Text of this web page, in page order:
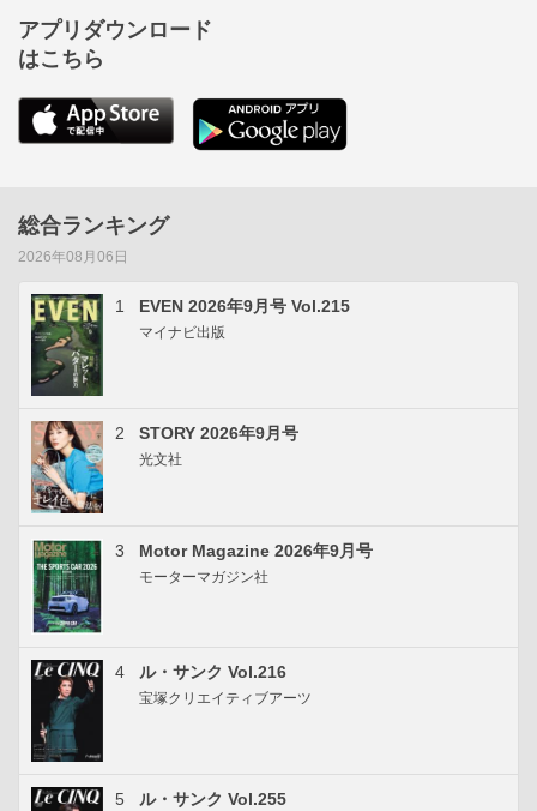
アプリダウンロード
はこちら
総合ランキング
2026年08月06日
1 EVEN 2026年9月号 Vol.215
マイナビ出版
2 STORY 2026年9月号
光文社
3 Motor Magazine 2026年9月号
モーターマガジン社
4 ル・サンク Vol.216
宝塚クリエイティブアーツ
5 ル・サンク Vol.255